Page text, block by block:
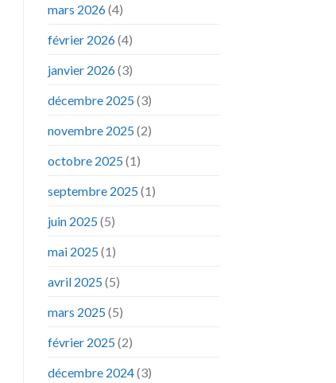
mars 2026(4)
février 2026(4)
janvier 2026(3)
décembre 2025(3)
novembre 2025(2)
octobre 2025(1)
septembre 2025(1)
juin 2025(5)
mai 2025(1)
avril 2025(5)
mars 2025(5)
février 2025(2)
décembre 2024(3)